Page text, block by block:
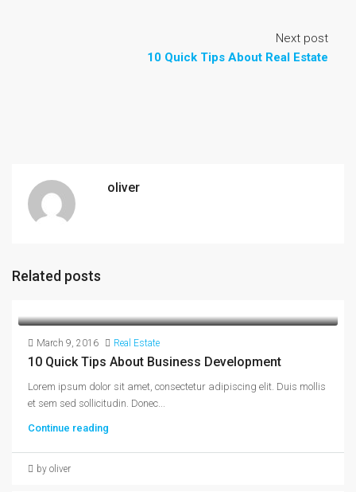
Next post
10 Quick Tips About Real Estate
oliver
Related posts
March 9, 2016 Real Estate
10 Quick Tips About Business Development
Lorem ipsum dolor sit amet, consectetur adipiscing elit. Duis mollis
et sem sed sollicitudin. Donec...
Continue reading
by oliver